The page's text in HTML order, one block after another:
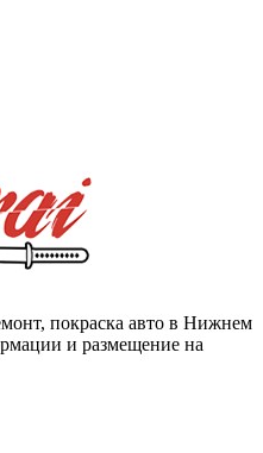
покраска авто в Нижнем
и размещение на